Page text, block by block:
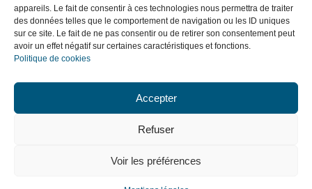
appareils. Le fait de consentir à ces technologies nous permettra de traiter
des données telles que le comportement de navigation ou les ID uniques
sur ce site. Le fait de ne pas consentir ou de retirer son consentement peut
avoir un effet négatif sur certaines caractéristiques et fonctions.
Politique de cookies
Accepter
Refuser
Voir les préférences
Horaires
sauf le jeudi